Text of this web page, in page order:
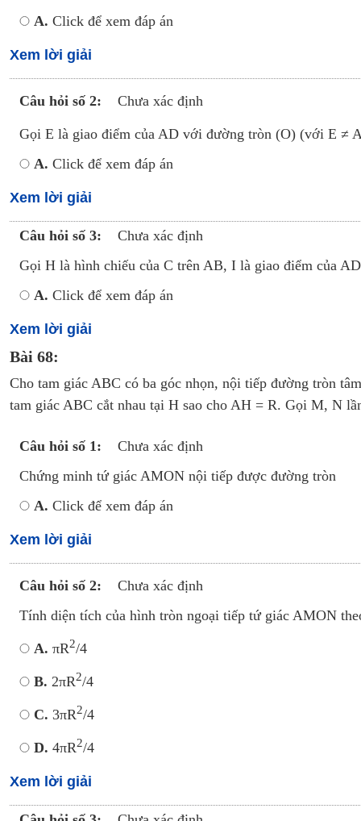
A. Click để xem đáp án
Xem lời giải
Câu hỏi số 2: Chưa xác định
Gọi E là giao điểm của AD với đường tròn (O) (với E ≠
A. Click để xem đáp án
Xem lời giải
Câu hỏi số 3:
Chưa xác định
Gọi H là hình chiếu của C trên AB, I là giao điểm của
A. Click để xem đáp án
Xem lời giải
Bài 68:
Cho tam giác ABC có ba góc nhọn, nội tiếp đường tròn
tam giác ABC cắt nhau tại H sao cho AH = R. Gọi M, N
Câu hỏi số 1:
Chưa xác định
Chứng minh tứ giác AMON nội tiếp được đường tròn
A. Click để xem đáp án
Xem lời giải
Câu hỏi số 2:
Chưa xác định
Tính diện tích của hình tròn ngoại tiếp tứ giác AMON
A. πR2/4
B. 2πR2/4
C. 3πR2/4
D. 4πR2/4
Xem lời giải